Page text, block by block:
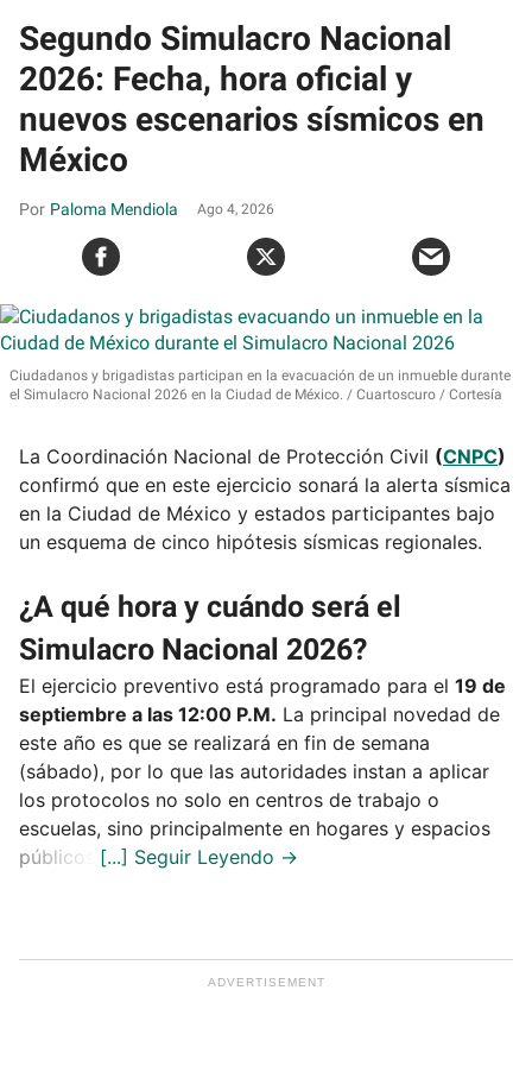
Segundo Simulacro Nacional
2026: Fecha, hora oficial y
nuevos escenarios sísmicos en
México
Paloma Mendiola Ago 4, 2026
Ciudadanos y brigadistas participan en la evacuación de un inmueble durante
el Simulacro Nacional 2026 en la Ciudad de México.
Cuartoscuro / Cortesía
La Coordinación Nacional de Protección Civil (CNPC)
confirmó que en este ejercicio sonará la alerta sísmica
en la Ciudad de México y estados participantes bajo
un esquema de cinco hipótesis sísmicas regionales.
¿A qué hora y cuándo será el
Simulacro Nacional 2026?
El ejercicio preventivo está programado para el 19 de
septiembre a las 12:00 P.M. La principal novedad de
este año es que se realizará en fin de semana
(sábado), por lo que las autoridades instan a aplicar
los protocolos no solo en centros de trabajo o
escuelas, sino principalmente en hogares y espacios
públicos.